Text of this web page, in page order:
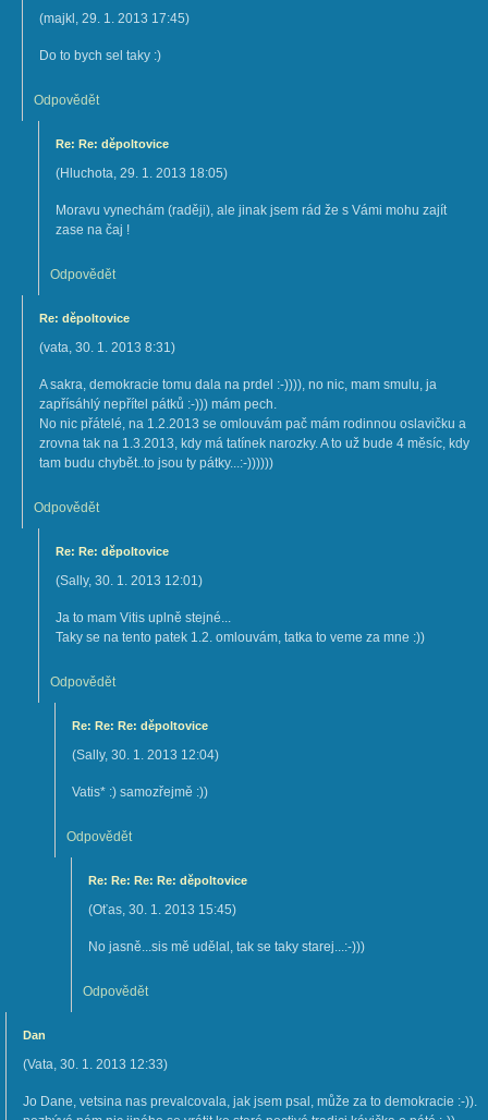
(majkl , 29. 1. 2013 17:45)
Do to bych sel taky :)
Odpovědět
Re: Re: děpoltovice
(Hluchota, 29. 1. 2013 18:05)
Moravu vynechám (raději), ale jinak jsem rád že s Vámi mohu zajít
zase na čaj !
Odpovědět
Re: děpoltovice
(vata, 30. 1. 2013 8:31)
A sakra, demokracie tomu dala na prdel :-)))), no nic, mam smulu, ja
zapřísáhlý nepřítel pátků :-))) mám pech.
No nic přátelé, na 1.2.2013 se omlouvám pač mám rodinnou oslavičku a
zrovna tak na 1.3.2013, kdy má tatínek narozky. A to už bude 4 měsíc, kdy
tam budu chybět..to jsou ty pátky...:-))))))
Odpovědět
Re: Re: děpoltovice
(Sally, 30. 1. 2013 12:01)
Ja to mam Vitis uplně stejné...
Taky se na tento patek 1.2. omlouvám, tatka to veme za mne :))
Odpovědět
Re: Re: Re: děpoltovice
(Sally, 30. 1. 2013 12:04)
Vatis* :) samozřejmě :))
Odpovědět
Re: Re: Re: Re: děpoltovice
(Oťas, 30. 1. 2013 15:45)
No jasně...sis mě udělal, tak se taky starej...:-)))
Odpovědět
Dan
(Vata, 30. 1. 2013 12:33)
Jo Dane, vetsina nas prevalcovala, jak jsem psal, může za to demokracie :-)).